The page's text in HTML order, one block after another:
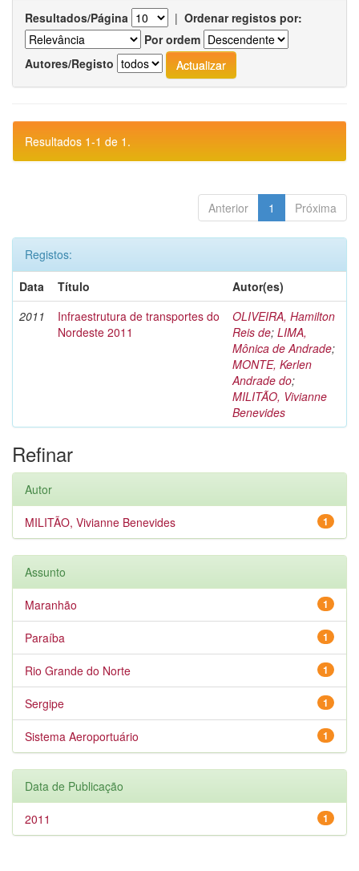
Resultados/Página | Ordenar registos por:
Por ordem
Autores/Registo
Resultados 1-1 de 1.
Anterior 1 Próxima
Registos:
Data
Título
Autor(es)
2011
Infraestrutura de transportes do
Nordeste 2011
OLIVEIRA, Hamilton
Reis de; LIMA,
Mônica de Andrade;
MONTE, Kerlen
Andrade do;
MILITÃO, Vivianne
Benevides
Refinar
Autor
1
MILITÃO, Vivianne Benevides
Assunto
1
Maranhão
1
Paraíba
1
Rio Grande do Norte
1
Sergipe
1
Sistema Aeroportuário
Data de Publicação
1
2011